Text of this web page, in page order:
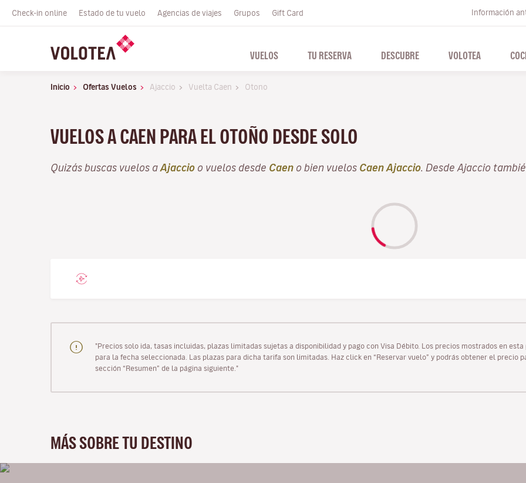
Check-in online Estado de tu vuelo Agencias de viajes Grupos Gift Card Información
VUELOS TU RESERVA DESCUBRE VOLOTEA
Inicio Ofertas Vuelos Ajaccio Vuelta Caen Otono
VUELOS A CAEN PARA EL OTOÑO DESDE SOLO
Quizás buscas vuelos a Ajaccio o vuelos desde Caen o bien vuelos Caen Ajaccio . Desde Ajaccio
"Precios solo ida, tasas incluidas, plazas limitadas sujetas a disponibilidad y pago con Visa Débito. Los precios mostrados en
para la fecha seleccionada. Las plazas para dicha tarifa son limitadas. Haz click en “Reservar vuelo” y podrás obtener el precio
sección “Resumen” de la página siguiente."
MÁS SOBRE TU DESTINO